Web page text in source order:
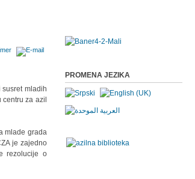
mladih
za azil
mlade grada
je zajedno
rezolucije o
PROMENA JEZIKA